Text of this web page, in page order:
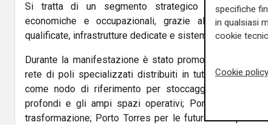
Si tratta di un segmento strategico che può
economiche e occupazionali, grazie alla richiesta
qualificate, infrastrutture dedicate e sistemi logistici
Durante la manifestazione è stato promosso un
rete di poli specializzati distribuiti in tutta la
come nodo di riferimento per stoccaggio e
profondi e gli ampi spazi operativi; Portovesme
trasformazione; Porto Torres per le future aree
specifiche
in qualsiasi
cookie
Cookie policy